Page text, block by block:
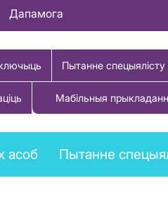
Дапамога
Пытанне спецыялісту
Мабільныя
асоб Пытанне